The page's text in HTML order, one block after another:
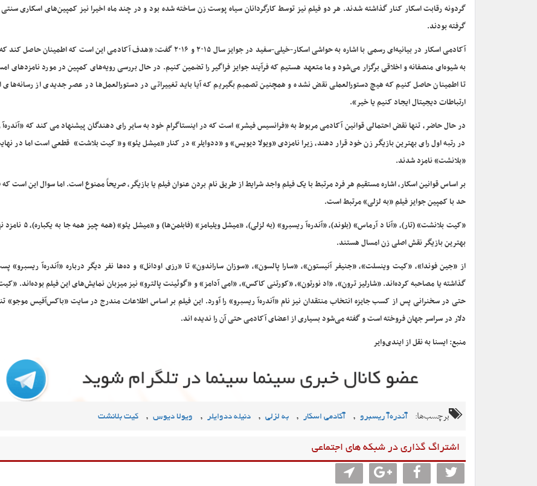
گردونه رقابت اسکار کنار گذاشته شدند. هر دو فیلم نیز توسط کارگردانان سیاه پوست زن ساخته شده بود و در چند ماه اخیرا نیز کمپین‌های اسکاری
گرفته بودند.
آکادمی اسکار در بیانیه‌ای رسمی با اشاره به حواشی اسکار-خیلی-سفید در جوایز سال ۲۰۱۵ و ۲۰۱۶ گفت: «هدف آکادمی این است که
به شیوه‌ای منصفانه و اخلاقی برگزار می‌شود و ما متعهد هستیم که فرآیند جوایز فراگیر را تضمین کنیم. در حال بررسی رویه‌های کمپین در مورد نامزدهای
تا اطمینان حاصل کنیم که هیچ دستورالعملی نقض نشده و همچنین تصمبم بگیریم که آیا باید تغییراتی در دستورالعمل‌ها در عصر جدیدی از رسانه‌های
ارتباطات دیجیتال ایجاد کنیم یا خیر».
در حال حاضر، تنها نقض احتمالی قوانین آکادمی مربوط به «فرانسیس فیشر» است که در اینستاگرام خود به سایر رای دهندگان پیشنهاد می کند که «آندره‌آ
در رتبه اول رای بهترین بازیگر زن خود قرار دهند، زیرا نامزدی «ویولا دیویس» و «ددوایلر» در کنار «میشل یئو» و« کیت بلاشت» قطعی است اما در
«بلانشت» نامزد شدند.
بر اساس قوانین اسکار، اشاره مستقیم هر فرد مرتبط با یک فیلم واجد شرایط از طریق نام بردن عنوان فیلم یا بازیگر، صریحاً ممنوع است. اما سوال این است
حد با کمپین جوایز فیلم «به لزلی» مرتبط است.
«کیت بلانشت» (تار)، «آنا د آرماس» (بلوند)، «آندره‌آ
بهترین بازیگر نقش اصلی زن امسال هستند.
از «جین فوندا»، «کیت وینسلت»، «جنیفر آنیستون»، «سارا پالسون»، «سوزان ساراندون» تا «رزی اودانل» و ده‌ها نفر دیگر درباره «آندره‌آ ریسبرو»
گذاشته یا مصاحبه کرده‌اند. «شارلیز ترون»، «اد نورتون»، «کورتنی کاکس»، «امی آدامز» و «گوئینت پالترو» نیز میزبان نمایش‌های این فیلم بوده‌اند.
دلار در سراسر جهان فروخته است و گفته می‌شود بسیاری از اعضای آکادمی حتی آن را ندیده اند.
منبع: ایسنا به نقل از ایندی‌وایر
برچسب‌ها: آندره‌آ ریسبرو , آکادمی اسکار , به لزلی , دنیله ددوایلر , ویولا دیوس , کیت بلانشت
اشتراگ گذاری در شبکه های اجتماعی